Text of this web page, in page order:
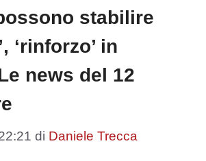
stabilire
‘rinforzo’ in
news del 12
di Daniele Trecca